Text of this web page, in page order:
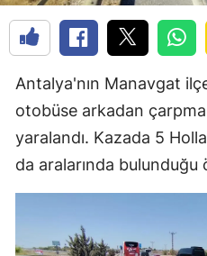
Antalya'nın Manavgat
otobüse arkadan
yaralandı. Kazada 5
da aralarında bulunduğu